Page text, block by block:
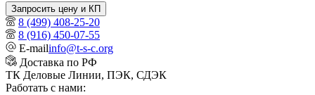
Запросить цену и КП
8 (499) 408-25-20
8 (916) 450-07-55
E-mailinfo@t-s-c.org
Доставка по РФ
ТК Деловые Линии, ПЭК, СДЭК
Работать с нами: